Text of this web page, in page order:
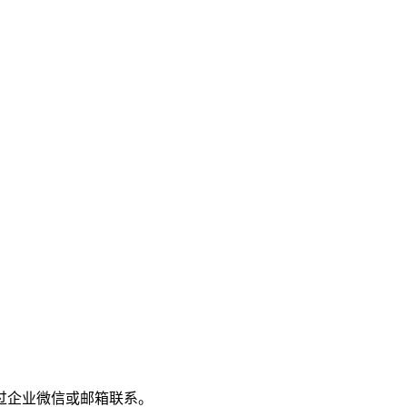
业微信或邮箱联系。